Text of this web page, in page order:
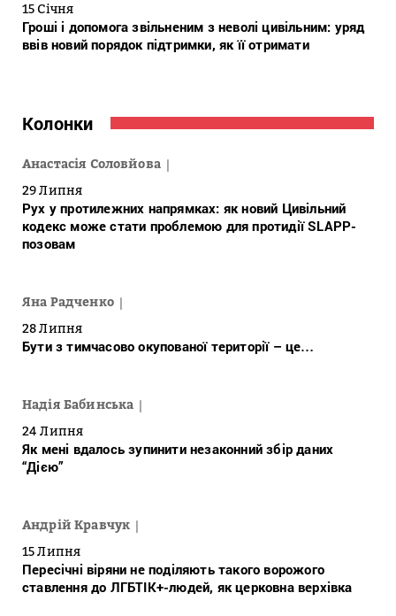
15 Січня
Гроші і допомога звільненим з неволі цивільним: уряд
ввів новий порядок підтримки, як її отримати
Колонки
Анастасія Соловйова
29 Липня
Рух у протилежних напрямках: як новий Цивільний
кодекс може стати проблемою для протидії SLAPP-
позовам
Яна Радченко
28 Липня
Бути з тимчасово окупованої території – це…
Надія Бабинська
24 Липня
Як мені вдалось зупинити незаконний збір даних
“Дією”
Андрій Кравчук
15 Липня
Пересічні віряни не поділяють такого ворожого
ставлення до ЛГБТІК+-людей, як церковна верхівка